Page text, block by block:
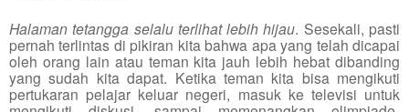
Halaman tetangga selalu terlihat lebih hijau. Sesekali, pasti
pernah terlintas di pikiran kita bahwa apa yang telah dicapai
oleh orang lain atau teman kita jauh lebih hebat dibanding
yang sudah kita dapat. Ketika teman kita bisa mengikuti
pertukaran pelajar keluar negeri, masuk ke televisi untuk